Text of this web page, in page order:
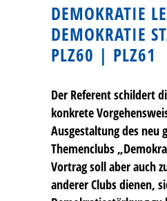
DEMOKRATIE
DEMOKRATIE
PLZ60 | PLZ61
Der Referent schildert
konkrete
Ausgestaltung des neu
Themenclubs
Vortrag soll aber auch
anderer Clubs dienen,